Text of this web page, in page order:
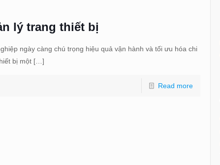
lý trang thiết bị
ngày càng chú trọng hiệu quả vận hành và tối ưu hóa chi
bị một […]
Read more